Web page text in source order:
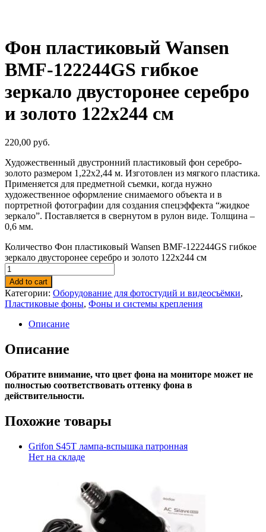
Фон пластиковый Wansen
BMF-122244GS гибкое
зеркало двусторонее серебро
и золото 122х244 см
220,00 руб.
Художественный двустронний пластиковый фон серебро-
золото размером 1,22х2,44 м. Изготовлен из мягкого пластика.
Применяется для предметной съемки, когда нужно
художественное оформление снимаемого объекта и в
портретной фотографии для создания спецэффекта “жидкое
зеркало”. Поставляется в свернутом в рулон виде. Толщина –
0,6 мм.
Количество Фон пластиковый Wansen BMF-122244GS гибкое
зеркало двусторонее серебро и золото 122х244 см
Add to cart
Категории: Оборудование для фотостудий и видеосъёмки,
Пластиковые фоны, Фоны и системы крепления
Описание
Описание
Обратите внимание, что цвет фона на мониторе может не
полностью соответствовать оттенку фона в
действительности.
Похожие товары
Grifon S45T лампа-вспышка патронная
Нет на складе